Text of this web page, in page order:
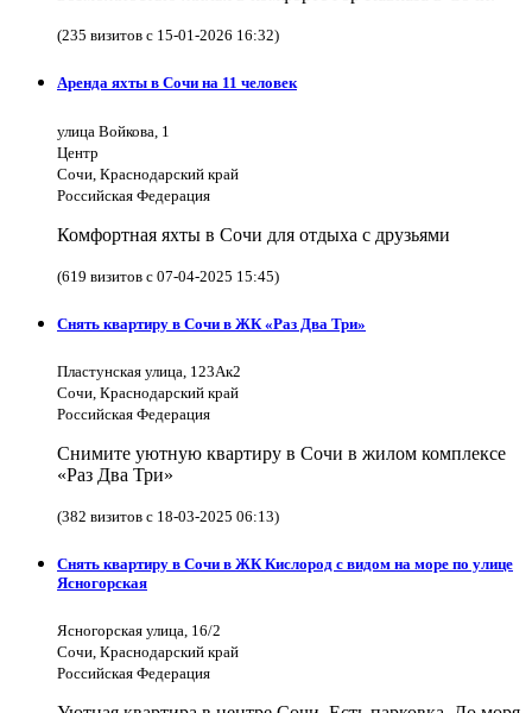
(235 визитов с 15-01-2026 16:32)
Аренда яхты в Сочи на 11 человек
улица Войкова, 1
Центр
Сочи, Краснодарский край
Российская Федерация
Комфортная яхты в Сочи для отдыха с друзьями
(619 визитов с 07-04-2025 15:45)
Снять квартиру в Сочи в ЖК «Раз Два Три»
Пластунская улица, 123Ак2
Сочи, Краснодарский край
Российская Федерация
Снимите уютную квартиру в Сочи в жилом комплексе
«Раз Два Три»
(382 визитов с 18-03-2025 06:13)
Снять квартиру в Сочи в ЖК Кислород с видом на море по улице
Ясногорская
Ясногорская улица, 16/2
Сочи, Краснодарский край
Российская Федерация